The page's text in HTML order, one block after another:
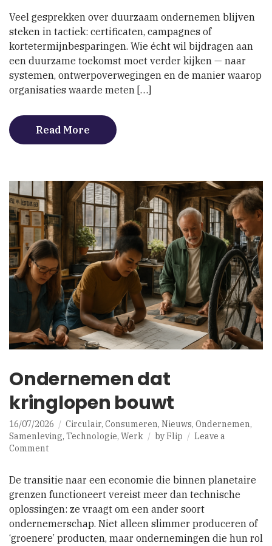
systemische
verandering
Veel gesprekken over duurzaam ondernemen blijven
steken in tactiek: certificaten, campagnes of
kortetermijnbesparingen. Wie écht wil bijdragen aan
een duurzame toekomst moet verder kijken — naar
systemen, ontwerpoverwegingen en de manier waarop
organisaties waarde meten […]
Read More
Ondernemen dat
kringlopen bouwt
16/07/2026 Circulair, Consumeren, Nieuws, Ondernemen,
Samenleving, Technologie, Werk byFlip
Leave a
Commenton
kringlopen
bouwt
De transitie naar een economie die binnen planetaire
grenzen functioneert vereist meer dan technische
oplossingen: ze vraagt om een ander soort
ondernemerschap. Niet alleen slimmer produceren of
‘groenere’ producten, maar ondernemingen die hun rol